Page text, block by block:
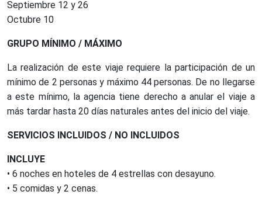
Septiembre 12 y 26
Octubre 10
GRUPO MÍNIMO / MÁXIMO
La realización de este viaje requiere la participación de un
mínimo de 2 personas y máximo 44 personas. De no llegarse
a este mínimo, la agencia tiene derecho a anular el viaje a
más tardar hasta 20 días naturales antes del inicio del viaje.
SERVICIOS INCLUIDOS / NO INCLUIDOS
INCLUYE
• 6 noches en hoteles de 4 estrellas con desayuno.
• 5 comidas y 2 cenas.